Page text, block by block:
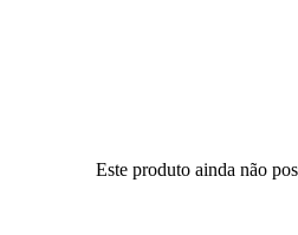
Este produto ainda não